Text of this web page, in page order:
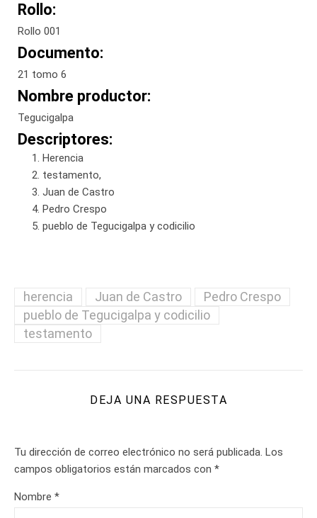
Rollo:
Rollo 001
Documento:
21 tomo 6
Nombre productor:
Tegucigalpa
Descriptores:
Herencia
testamento,
Juan de Castro
Pedro Crespo
pueblo de Tegucigalpa y codicilio
herencia Juan de Castro
Pedro Crespo
pueblo de Tegucigalpa y codicilio
testamento
DEJA UNA RESPUESTA
Tu dirección de correo electrónico no será publicada. Los
campos obligatorios están marcados con *
Nombre *